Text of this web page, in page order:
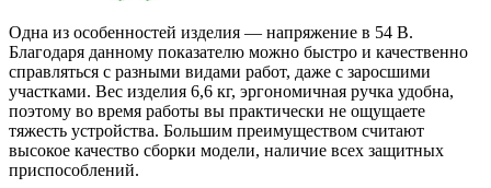
Одна из особенностей изделия — напряжение в 54 В.
Благодаря данному показателю можно быстро и качественно
справляться с разными видами работ, даже с заросшими
участками. Вес изделия 6,6 кг, эргономичная ручка удобна,
поэтому во время работы вы практически не ощущаете
тяжесть устройства. Большим преимуществом считают
высокое качество сборки модели, наличие всех защитных
приспособлений.